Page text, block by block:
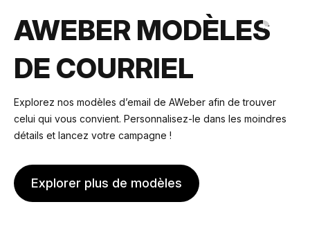
AWEBER MODÈLES
DE COURRIEL
Explorez nos modèles d’email de AWeber afin de trouver
celui qui vous convient. Personnalisez-le dans les moindres
détails et lancez votre campagne !
Explorer plus de modèles